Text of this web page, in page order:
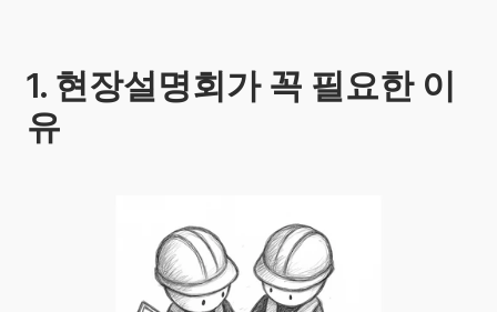
1. 현장설명회가 꼭 필요한 이
유